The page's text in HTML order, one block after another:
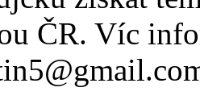
ČR. Víc